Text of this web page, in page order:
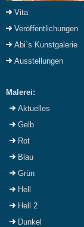
Vita
Veröffentlichungen
Abi`s Kunstgalerie
Ausstellungen
Malerei:
Aktuelles
Gelb
Rot
Blau
Grün
Hell
Hell 2
Dunkel